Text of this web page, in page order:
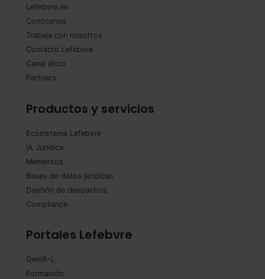
Lefebvre.es
Conócenos
Trabaja con nosotros
Contacto Lefebvre
Canal ético
Partners
Productos y servicios
Ecosistema Lefebvre
IA Jurídica
Mementos
Bases de datos jurídicas
Gestión de despachos
Compliance
Portales Lefebvre
GenIA-L
Formación